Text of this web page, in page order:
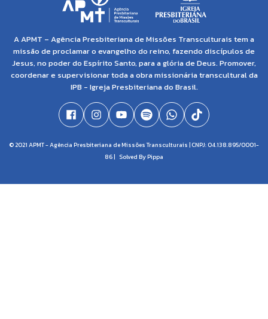
A APMT – Agência Presbiteriana de Missões Transculturais tem a
missão de proclamar o evangelho do reino, fazendo discípulos de
Jesus, no poder do Espírito Santo, para a glória de Deus. Promover,
coordenar e supervisionar toda a obra missionária transcultural da
IPB - Igreja Presbiteriana do Brasil.
© 2021 APMT - Agência Presbiteriana de Missões Transculturais | CNPJ: 04.138.895/0001-
86 | Solved By Pippa